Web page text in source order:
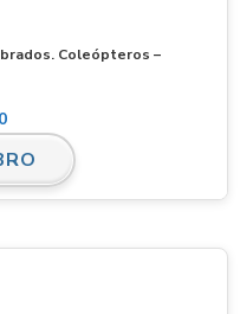
Coleópteros –